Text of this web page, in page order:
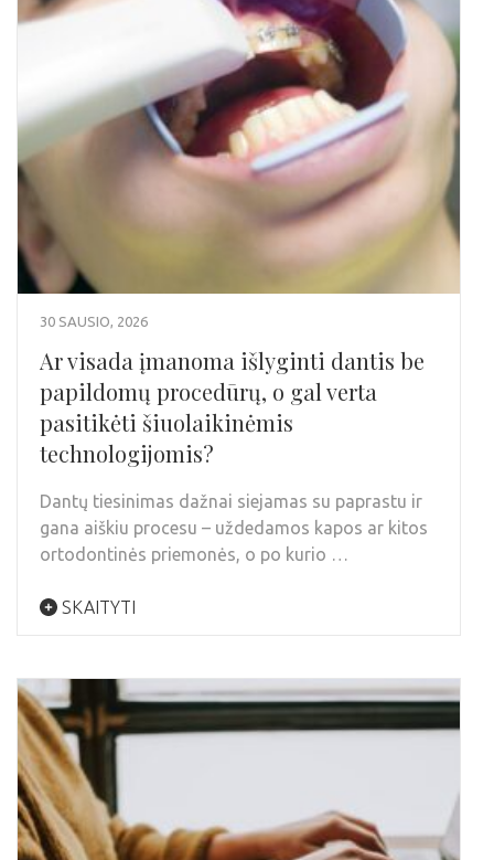
30 SAUSIO, 2026
Ar visada įmanoma išlyginti dantis be
papildomų procedūrų, o gal verta
pasitikėti šiuolaikinėmis
technologijomis?
Dantų tiesinimas dažnai siejamas su paprastu ir
gana aiškiu procesu – uždedamos kapos ar kitos
ortodontinės priemonės, o po kurio …
SKAITYTI